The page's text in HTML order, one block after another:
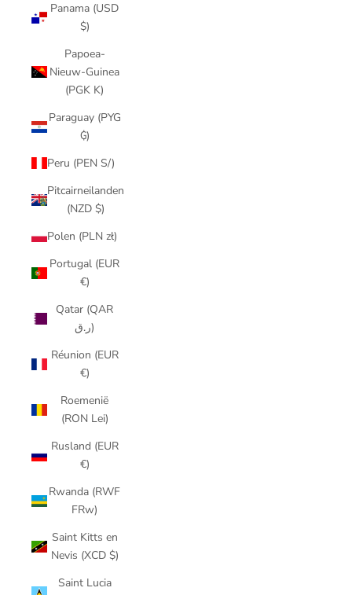
Panama (USD
$)
Papoea-
Nieuw-Guinea
(PGK K)
Paraguay (PYG
₲)
Peru (PEN S/)
Pitcairneilanden
(NZD $)
Polen (PLN zł)
Portugal (EUR
€)
Qatar (QAR
ر.ق)
Réunion (EUR
€)
Roemenië
(RON Lei)
Rusland (EUR
€)
Rwanda (RWF
FRw)
Saint Kitts en
Nevis (XCD $)
Saint Lucia